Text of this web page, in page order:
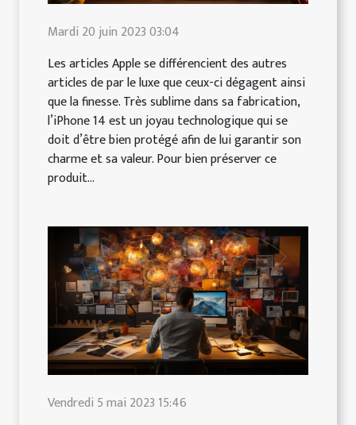
Mardi 20 juin 2023 03:04
Les articles Apple se différencient des autres
articles de par le luxe que ceux-ci dégagent ainsi
que la finesse. Très sublime dans sa fabrication,
l’iPhone 14 est un joyau technologique qui se
doit d’être bien protégé afin de lui garantir son
charme et sa valeur. Pour bien préserver ce
produit...
Vendredi 5 mai 2023 15:46